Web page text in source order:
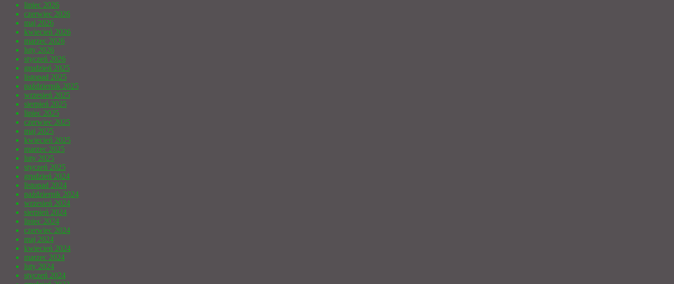
lipiec 2026
czerwiec 2026
maj 2026
kwiecień 2026
marzec 2026
luty 2026
styczeń 2026
grudzień 2025
listopad 2025
październik 2025
wrzesień 2025
sierpień 2025
lipiec 2025
czerwiec 2025
maj 2025
kwiecień 2025
marzec 2025
luty 2025
styczeń 2025
grudzień 2024
listopad 2024
październik 2024
wrzesień 2024
sierpień 2024
lipiec 2024
czerwiec 2024
maj 2024
kwiecień 2024
marzec 2024
luty 2024
styczeń 2024